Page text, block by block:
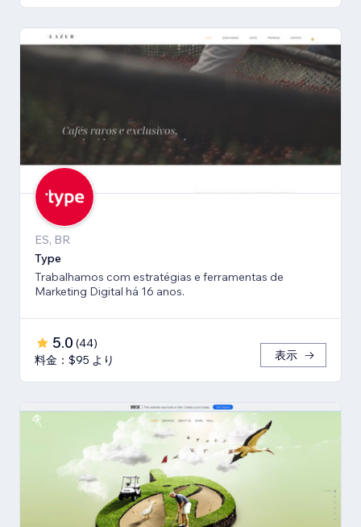
ES, BR
Type
Trabalhamos com estratégias e ferramentas de
Marketing Digital há 16 anos.
5.0 (44)
料金：$95 より
表示